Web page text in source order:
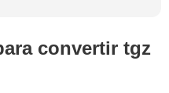
convertir tgz